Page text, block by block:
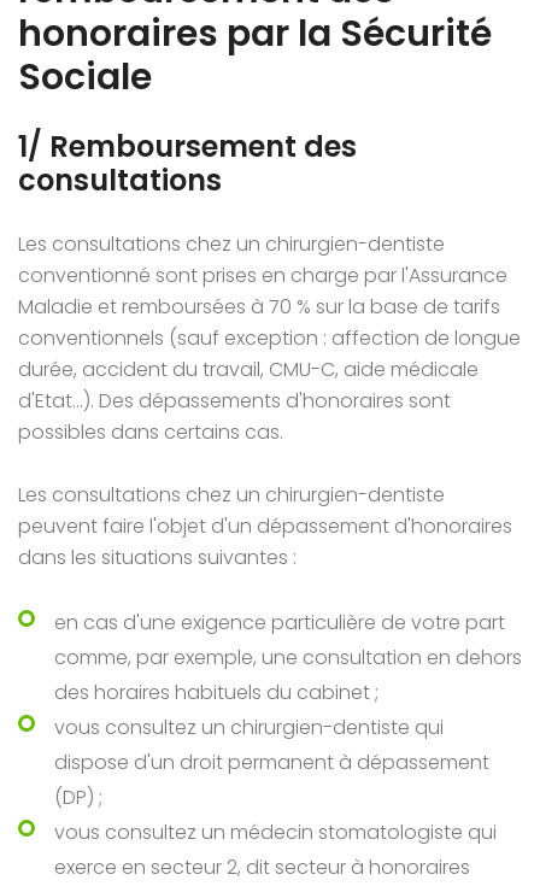
honoraires par la Sécurité
Sociale
1/ Remboursement des
consultations
Les consultations chez un chirurgien-dentiste
conventionné sont prises en charge par l'Assurance
Maladie et remboursées à 70 % sur la base de tarifs
conventionnels (sauf exception : affection de longue
durée, accident du travail, CMU-C, aide médicale
d'Etat...). Des dépassements d'honoraires sont
possibles dans certains cas.
Les consultations chez un chirurgien-dentiste
peuvent faire l'objet d'un dépassement d'honoraires
dans les situations suivantes :
en cas d'une exigence particulière de votre part
comme, par exemple, une consultation en dehors
des horaires habituels du cabinet ;
vous consultez un chirurgien-dentiste qui
dispose d'un droit permanent à dépassement
(DP) ;
vous consultez un médecin stomatologiste qui
exerce en secteur 2, dit secteur à honoraires